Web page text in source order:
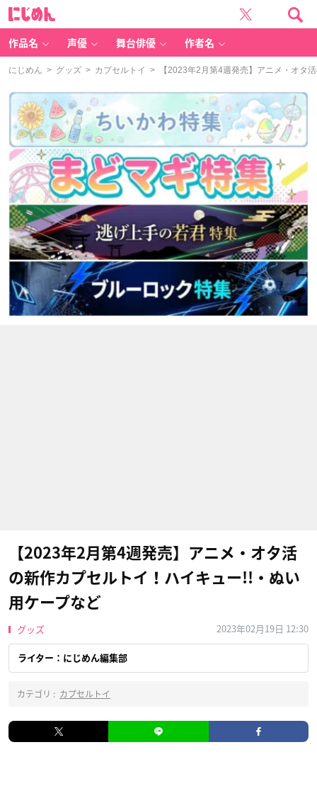
作品名 声優 舞台俳優 作者名
にじめん > グッズ > カプセルトイ > 【2023年2月第4週発売】アニメ・オタ
【2023年2月第4週発売】アニメ・オタ活
の新作カプセルトイ！ハイキュー!!・ぬい
用ケープなど
グッズ 2023年02月19日 12:30
ライター：にじめん編集部
カテゴリ : カプセルトイ